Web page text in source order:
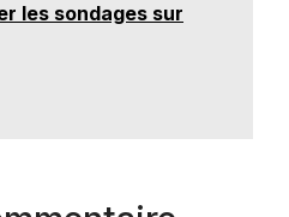
les sondages sur